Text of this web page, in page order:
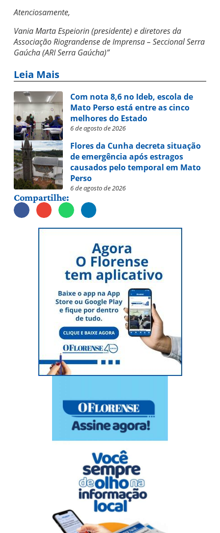
Atenciosamente,
Vania Marta Espeiorin (presidente) e diretores da
Associação Riograndense de Imprensa – Seccional Serra
Gaúcha (ARI Serra Gaúcha)”
Leia Mais
Com nota 8,6 no Ideb, escola de
Mato Perso está entre as cinco
melhores do Estado
6 de agosto de 2026
Flores da Cunha decreta situação
de emergência após estragos
causados pelo temporal em Mato
Perso
6 de agosto de 2026
Compartilhe: